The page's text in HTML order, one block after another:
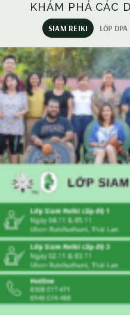
KHÁM PHÁ CÁC
SIAM REIKI LỚP DPA